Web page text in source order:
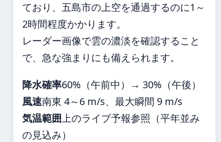
ており、五島市の上空を通過するのに1～
2時間程度かかります。
レーダー画像で雲の濃淡を確認すること
で、急な強まりにも備えられます。
降水確率60%（午前中）→ 30%（午後）
風速南東 4～6 m/s、最大瞬間 9 m/s
気温範囲上のライブ予報参照（平年並み
の見込み）